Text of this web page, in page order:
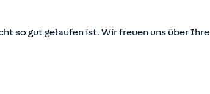
so gut gelaufen ist. Wir freuen uns über Ihre